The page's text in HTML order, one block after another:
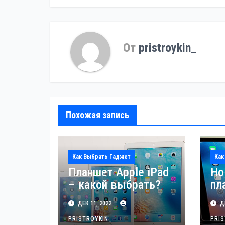
записям
От pristroykin_
Похожая запись
Как Выбрать Гаджет
Планшет Apple iPad
– какой выбрать?
ДЕК 11, 2022
PRISTROYKIN_